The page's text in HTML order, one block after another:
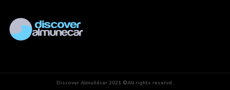
Discover Almuñécar 2021 ©All rights reservd.